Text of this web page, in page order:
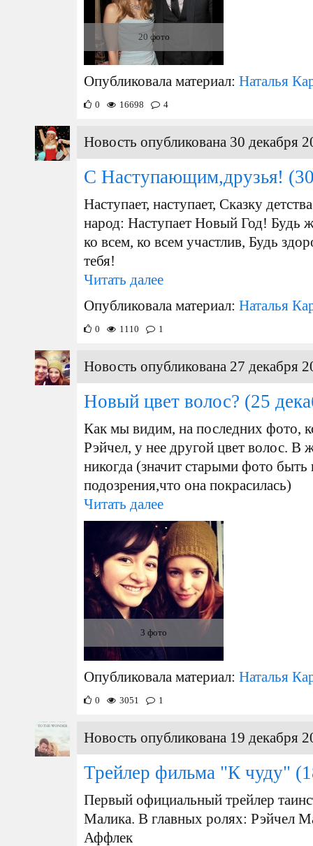
20 фото
Опубликовала материал: Наталья
0 16698 4
Новость опубликована 30 декабря
С Наступающим,друзья!
Наступает, наступает, Сказку
народ: Наступает Новый Год! Будь
ко всем, ко всем участлив, Будь
тебя!
Читать далее
Опубликовала материал: Наталья
0 1110 1
Новость опубликована 27 декабря
Новый цвет волос? (25
Как мы видим, на последних фото,
Рэйчел, у нее другой цвет волос. В
никогда (значит старыми фото быть
подозрения,что она покрасилась)
Читать далее
3 фото
Опубликовала материал: Наталья
0 3051 1
Новость опубликована 19 декабря
Трейлер фильма "К чуду"
Первый официальный трейлер
Малика. В главных ролях: Рэйчел
Аффлек